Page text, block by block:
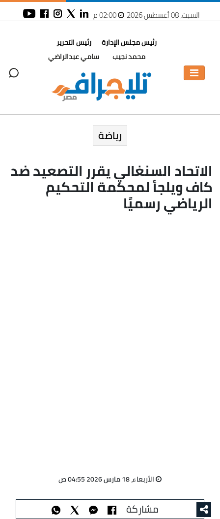
السبت، 08 أغسطس 2026 02:00 م
رئيس مجلس الإدارة
محمد نجيب
رئيس التحرير
سامي عبدالراضي
رياضة
الاتحاد السنغالي يقرر التصعيد ضد
كاف ويلجأ لمحكمة التحكيم
الرياضي رسميًا
الأربعاء، 18 مارس 2026 04:55 ص
مشاركة